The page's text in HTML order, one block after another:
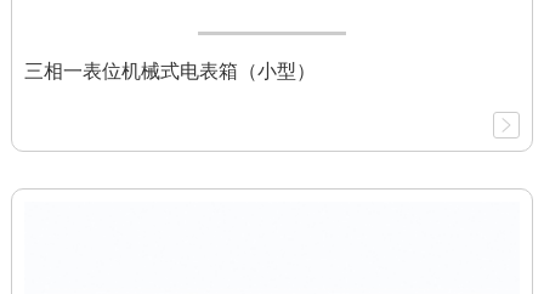
三相一表位机械式电表箱（小型）